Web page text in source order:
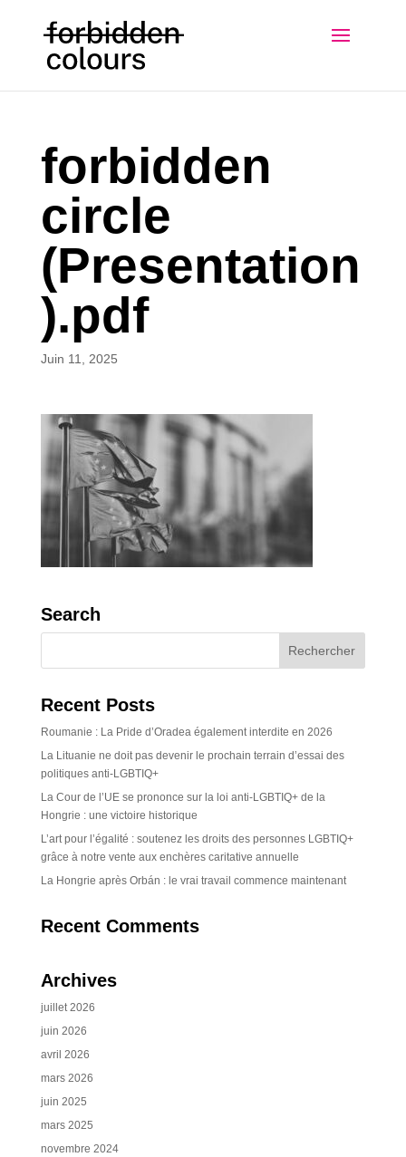
forbidden
circle
(Presentation
).pdf
Juin 11, 2025
Search
Recent Posts
Roumanie : La Pride d’Oradea également interdite en 2026
La Lituanie ne doit pas devenir le prochain terrain d’essai des
politiques anti-LGBTIQ+
La Cour de l’UE se prononce sur la loi anti-LGBTIQ+ de la
Hongrie : une victoire historique
L’art pour l’égalité : soutenez les droits des personnes LGBTIQ+
grâce à notre vente aux enchères caritative annuelle
La Hongrie après Orbán : le vrai travail commence maintenant
Recent Comments
Archives
juillet 2026
juin 2026
avril 2026
mars 2026
juin 2025
mars 2025
novembre 2024